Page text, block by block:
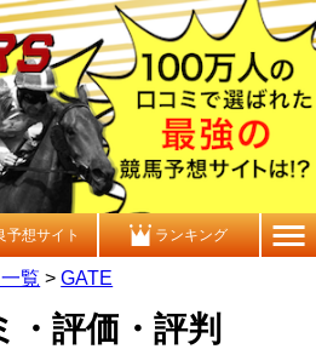
予想サイト ランキング
覧 >GATE
・評価・評判